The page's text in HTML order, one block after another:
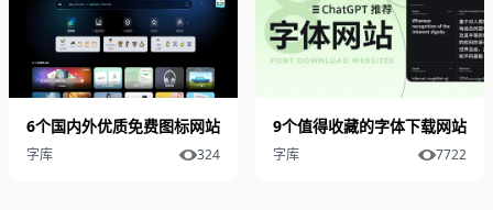
6个国内外优质免费图标网站推荐
字库 324
9个值得收藏的字体下载网站 免
字库 7722